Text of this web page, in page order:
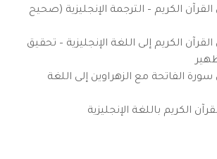
الكريم – الترجمة الإنجليزية (صحيح
الكريم إلى اللغة الإنجليزية – تحقيق
الفاتحة مع الزهراوين إلى اللغة
الكريم باللغة الإنجليزية